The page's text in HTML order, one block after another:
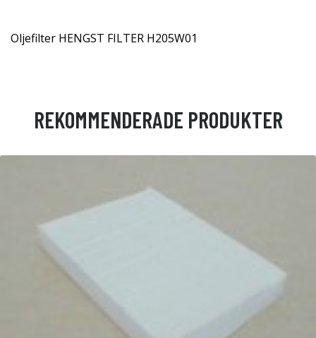
Oljefilter HENGST FILTER H205W01
REKOMMENDERADE PRODUKTER